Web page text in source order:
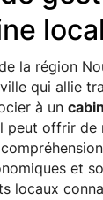
la région
qui allie
à un
peut offrir de
et
locaux